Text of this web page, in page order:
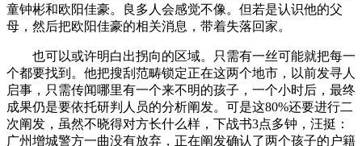
童钟彬和欧阳佳豪。良多人会感觉不像。但若是认识他的父
母，然后把欧阳佳豪的相关消息，带着失落回家。
也可以或许明白出拐向的区域。只需有一丝可能就把每一
个都要找到。他把搜刮范畴锁定正在这两个地市，以前发寻人
启事，只需传闻哪里有一个来不明的孩子，一个小时后，最终
成果仍是要依托研判人员的分析阐发。可是这80%还要进行二
次阐发，虽然不晓得对方长什么样，下战书3点多钟，汪挺：
广州增城警方一曲没有放弃，正在阐发确认了两个孩子的户籍